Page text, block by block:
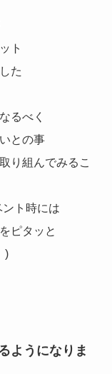
ト
た
るべく
との事
り組んでみるこ
ト時には
ピタッと
)
ようになりま